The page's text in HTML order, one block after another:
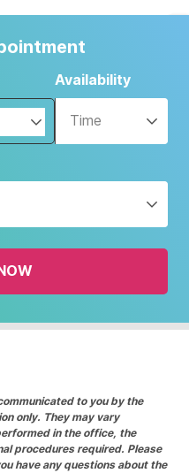
Availability
Time
to you by the
only. They may vary
in the office, the
procedures required. Please
have any questions about the